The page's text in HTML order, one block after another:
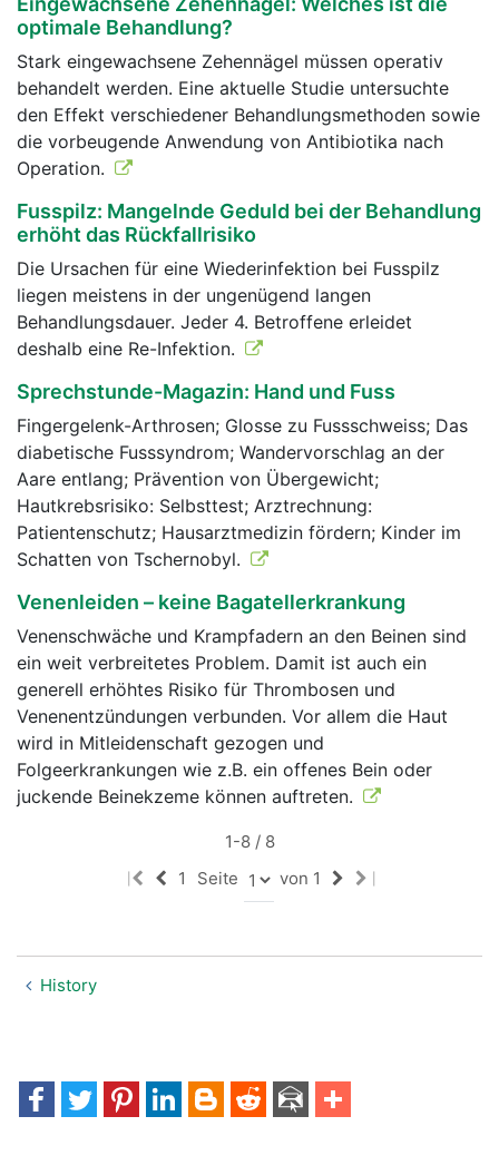
optimale Behandlung?
Stark eingewachsene Zehennägel müssen operativ
behandelt werden. Eine aktuelle Studie untersuchte
den Effekt verschiedener Behandlungsmethoden sowie
die vorbeugende Anwendung von Antibiotika nach
Operation.
Fusspilz: Mangelnde Geduld bei der Behandlung
erhöht das Rückfallrisiko
Die Ursachen für eine Wiederinfektion bei Fusspilz
liegen meistens in der ungenügend langen
Behandlungsdauer. Jeder 4. Betroffene erleidet
deshalb eine Re-Infektion.
Sprechstunde-Magazin: Hand und Fuss
Fingergelenk-Arthrosen; Glosse zu Fussschweiss; Das
diabetische Fusssyndrom; Wandervorschlag an der
Aare entlang; Prävention von Übergewicht;
Hautkrebsrisiko: Selbsttest; Arztrechnung:
Patientenschutz; Hausarztmedizin fördern; Kinder im
Schatten von Tschernobyl.
Venenleiden – keine Bagatellerkrankung
Venenschwäche und Krampfadern an den Beinen sind
ein weit verbreitetes Problem. Damit ist auch ein
generell erhöhtes Risiko für Thrombosen und
Venenentzündungen verbunden. Vor allem die Haut
wird in Mitleidenschaft gezogen und
Folgeerkrankungen wie z.B. ein offenes Bein oder
juckende Beinekzeme können auftreten.
1-8 / 8
1 Seite von 1
History